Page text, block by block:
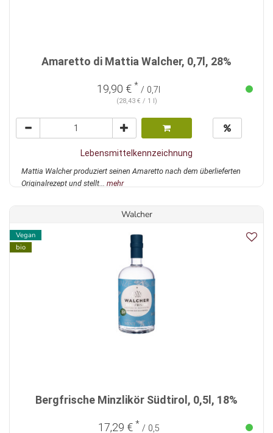
Amaretto di Mattia Walcher, 0,7l, 28%
19,90 € * / 0,7l
(28,43 € / 1 l)
Lebensmittelkennzeichnung
Mattia Walcher produziert seinen Amaretto nach dem überlieferten
Originalrezept und stellt... mehr
Walcher
Vegan
bio
Bergfrische Minzlikör Südtirol, 0,5l, 18%
17,29 € * / 0,5